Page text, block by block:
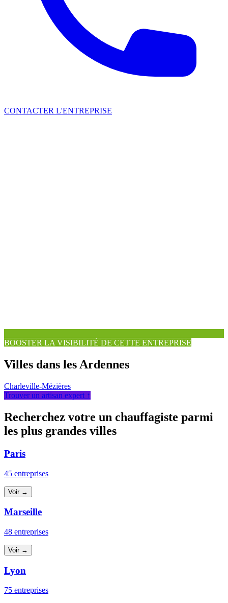
CONTACTER L'ENTREPRISE
BOOSTER LA VISIBILITÉ DE CETTE ENTREPRISE
Villes dans les Ardennes
Charleville-Mézières
Trouver un artisan expert ↑
Recherchez votre un chauffagiste parmi
les plus grandes villes
Paris
45 entreprises
Voir →
Marseille
48 entreprises
Voir →
Lyon
75 entreprises